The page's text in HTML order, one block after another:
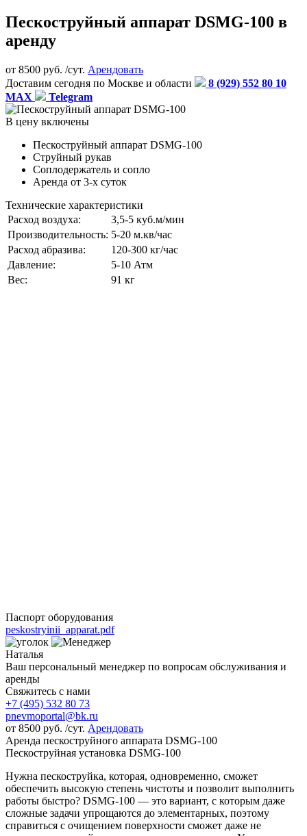
Пескоструйный аппарат DSMG-100 в
аренду
от 8500 руб. /сут. Арендовать
Доставим сегодня по Москве и области
8 (929) 552 80 10
MAX
Telegram
В цену включены
Пескоструйный аппарат DSMG-100
Струйный рукав
Соплодержатель и сопло
Аренда от 3-х суток
Технические характеристики
Расход воздуха:
3,5-5 куб.м/мин
Производительность: 5-20 м.кв/час
Расход абразива:
120-300 кг/час
Давление:
5-10 Атм
Вес:
91 кг
Паспорт оборудования
peskostryinii_apparat.pdf
Наталья
Ваш персональный менеджер по вопросам обслуживания и
аренды
Свяжитесь с нами
+7 (495) 532 80 73
pnevmoportal@bk.ru
от 8500 руб. /сут. Арендовать
Аренда пескоструйного аппарата DSMG-100
Пескоструйная установка DSMG-100
Нужна пескоструйка, которая, одновременно, сможет
обеспечить высокую степень чистоты и позволит выполнить
работы быстро? DSMG-100 — это вариант, с которым даже
сложные задачи упрощаются до элементарных, поэтому
справиться с очищением поверхности сможет даже не